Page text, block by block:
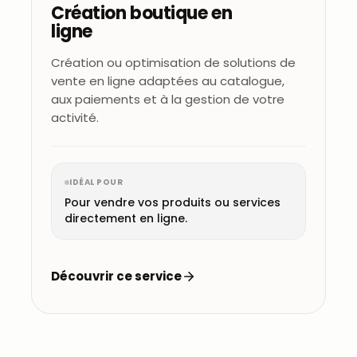
Création boutique en
ligne
Création ou optimisation de solutions de
vente en ligne adaptées au catalogue,
aux paiements et à la gestion de votre
activité.
IDÉAL POUR
Pour vendre vos produits ou services
directement en ligne.
Découvrir ce service